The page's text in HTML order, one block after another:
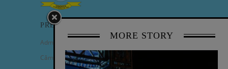
MORE STORY
PREFEITURA
Administração Municipal
Câmara de Vereadores